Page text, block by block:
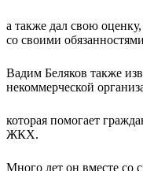
а также дал свою оценку,
со своими
Вадим Беляков также
некоммерческой
которая помогает
ЖКХ.
Много лет он вместе со